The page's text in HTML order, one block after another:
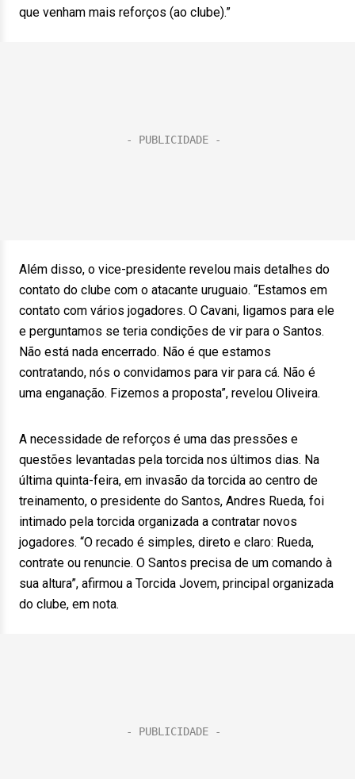
que venham mais reforços (ao clube).”
Além disso, o vice-presidente revelou mais detalhes do
contato do clube com o atacante uruguaio. “Estamos em
contato com vários jogadores. O Cavani, ligamos para ele
e perguntamos se teria condições de vir para o Santos.
Não está nada encerrado. Não é que estamos
contratando, nós o convidamos para vir para cá. Não é
uma enganação. Fizemos a proposta”, revelou Oliveira.
A necessidade de reforços é uma das pressões e
questões levantadas pela torcida nos últimos dias. Na
última quinta-feira, em invasão da torcida ao centro de
treinamento, o presidente do Santos, Andres Rueda, foi
intimado pela torcida organizada a contratar novos
jogadores. “O recado é simples, direto e claro: Rueda,
contrate ou renuncie. O Santos precisa de um comando à
sua altura”, afirmou a Torcida Jovem, principal organizada
do clube, em nota.